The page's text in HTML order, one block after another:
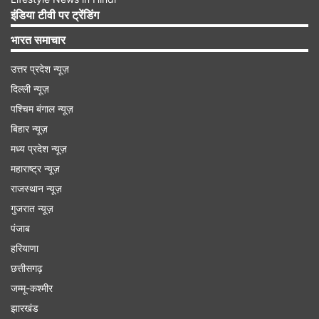
इसी काम के कारण वीडियो वायरल हो रहा है।
यहां देखें वायरल वीडियो
इंडिया टीवी पर ट्रेंडिंग
भारत समाचार
उत्तर प्रदेश न्यूज़
दिल्ली न्यूज़
पश्चिम बंगाल न्यूज़
बिहार न्यूज़
मध्य प्रदेश न्यूज़
महाराष्ट्र न्यूज़
राजस्थान न्यूज़
गुजरात न्यूज़
पंजाब
हरियाणा
छत्तीसगढ़
जम्मू-कश्मीर
झारखंड